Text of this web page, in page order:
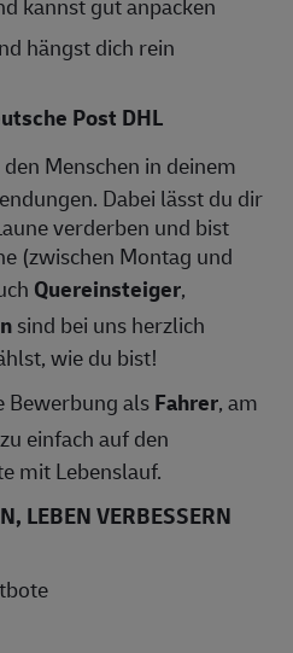
hängst dich rein
Post DHL
Menschen in deinem
Dabei lässt du dir
verderben und bist
(zwischen Montag und
Quereinsteiger,
sind bei uns herzlich
wie du bist!
Bewerbung alsFahrer, am
einfach auf den
mit Lebenslauf.
LEBEN VERBESSERN